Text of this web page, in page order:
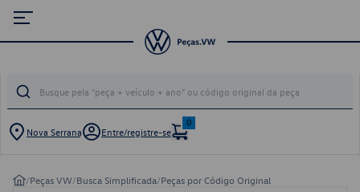
Nova Serrana Entre/registre-se
0
/Peças VW/Busca Simplificada/Peças por Código Original